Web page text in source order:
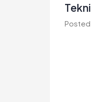
Posted